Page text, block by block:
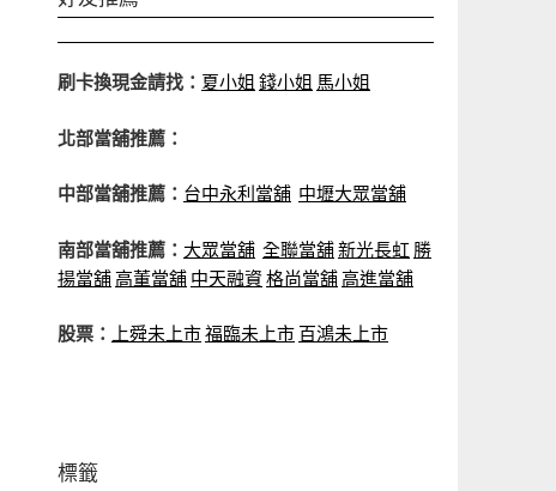
刷卡換現金請找： 夏小姐 錢小姐 馬小姐
北部當舖推薦：
中部當舖推薦： 台中永利當舖 中壢大眾當舖
南部當舖推薦： 大眾當舖 全聯當舖新光長虹 勝
揚當舖高董當舖 中天融資格尚當舖高進當舖
股票： 上舜未上市福臨未上市 百鴻未上市
標籤